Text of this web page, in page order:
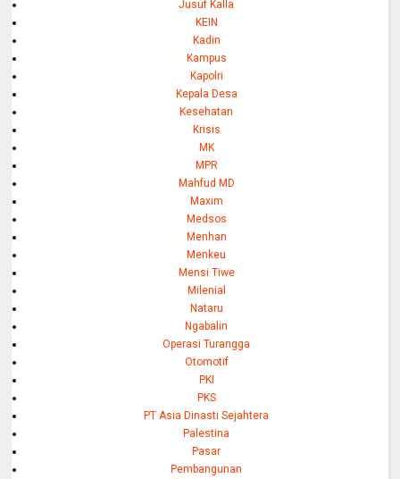
Jusuf Kalla
KEIN
Kadin
Kampus
Kapolri
Kepala Desa
Kesehatan
Krisis
MK
MPR
Mahfud MD
Maxim
Medsos
Menhan
Menkeu
Mensi Tiwe
Milenial
Nataru
Ngabalin
Operasi Turangga
Otomotif
PKI
PKS
PT Asia Dinasti Sejahtera
Palestina
Pasar
Pembangunan